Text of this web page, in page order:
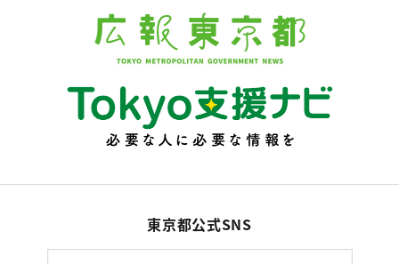
東京都公式SNS